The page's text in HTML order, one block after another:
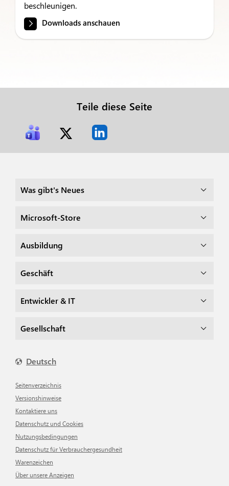
beschleunigen.
Downloads anschauen
Teile diese Seite
Was gibt's Neues
Microsoft-Store
Ausbildung
Geschäft
Entwickler & IT
Gesellschaft
Deutsch
Seitenverzeichnis
Versionshinweise
Kontaktiere uns
Datenschutz und Cookies
Nutzungsbedingungen
Datenschutz für Verbrauchergesundheit
Warenzeichen
Über unsere Anzeigen